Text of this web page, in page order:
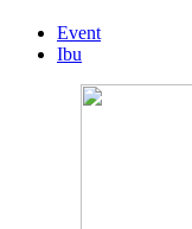
Event
Ibu